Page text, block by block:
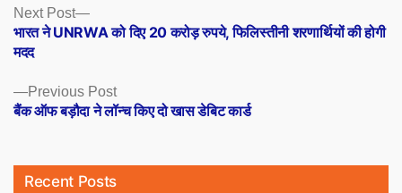
Posts
navigation
Previous PostPrevious
post:
बैंक ऑफ बड़ौदा ने लॉन्च किए दो खास डेबिट कार्ड
Next Post
Next
post:
भारत ने UNRWA को दिए 20 करोड़ रुपये, फिलिस्तीनी शरणार्थियों की होगी
मदद
Recent Posts